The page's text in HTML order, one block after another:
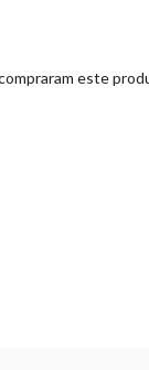
este